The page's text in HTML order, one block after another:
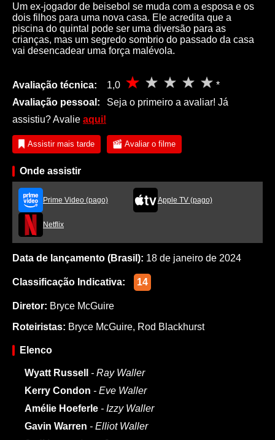
Um ex-jogador de beisebol se muda com a esposa e os
dois filhos para uma nova casa. Ele acredita que a
piscina do quintal pode ser uma diversão para as
crianças, mas um segredo sombrio do passado da casa
vai desencadear uma força malévola.
Avaliação técnica: 1,0
*
Avaliação pessoal:
Seja o primeiro a avaliar! Já
assistiu? Avalie aqui!
Assistir mais tarde Avaliar o filme
Onde assistir
Prime Video (pago) Apple TV (pago)
Netflix
Data de lançamento (Brasil): 18 de janeiro de 2024
Classificação Indicativa: 14
Diretor: Bryce McGuire
Roteiristas: Bryce McGuire, Rod Blackhurst
Elenco
Wyatt Russell
- Ray Waller
Kerry Condon - Eve Waller
Amélie Hoeferle - Izzy Waller
Gavin Warren - Elliot Waller